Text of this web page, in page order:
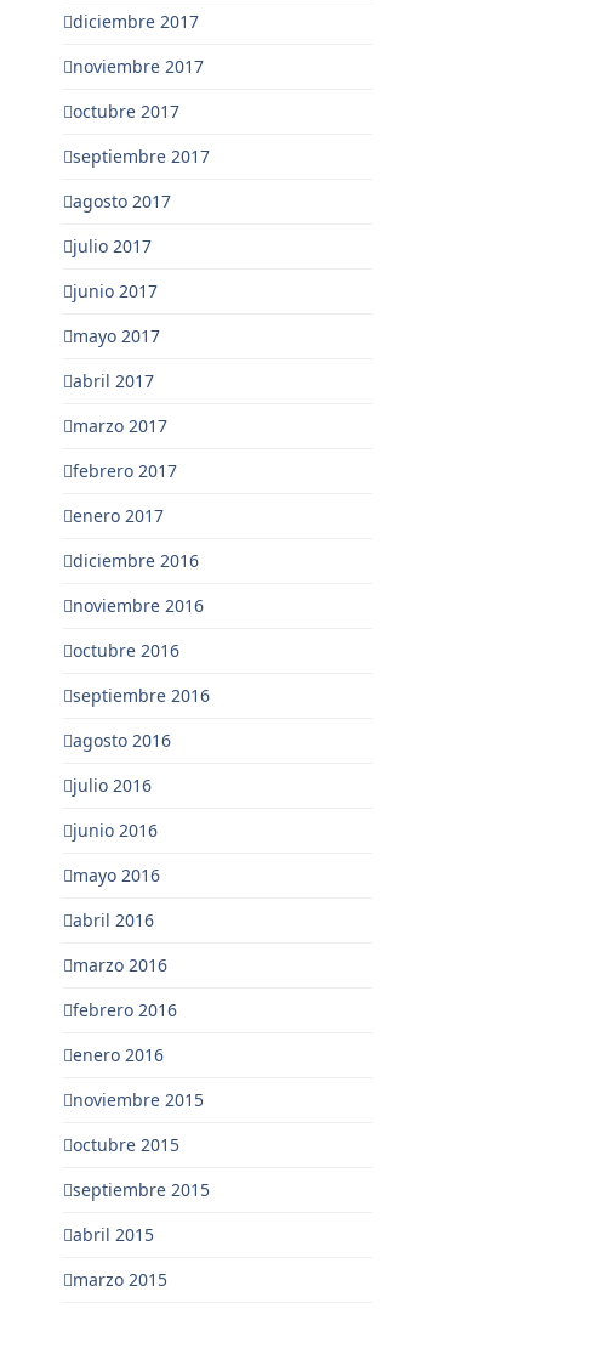
diciembre 2017
noviembre 2017
octubre 2017
septiembre 2017
agosto 2017
julio 2017
junio 2017
mayo 2017
abril 2017
marzo 2017
febrero 2017
enero 2017
diciembre 2016
noviembre 2016
octubre 2016
septiembre 2016
agosto 2016
julio 2016
junio 2016
mayo 2016
abril 2016
marzo 2016
febrero 2016
enero 2016
noviembre 2015
octubre 2015
septiembre 2015
abril 2015
marzo 2015